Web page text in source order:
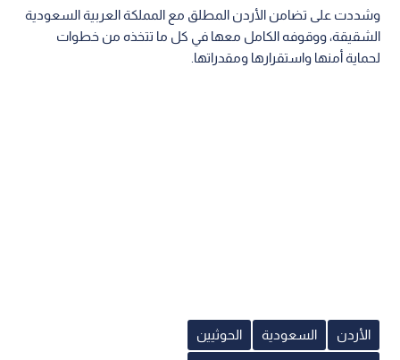
وشددت على تضامن الأردن المطلق مع المملكة العربية السعودية
الشقيقة، ووقوفه الكامل معها في كل ما تتخذه من خطوات
لحماية أمنها واستقرارها ومقدراتها.
الأردن السعودية الحوثيين